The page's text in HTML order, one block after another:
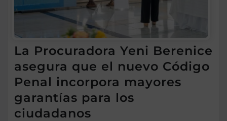
La Procuradora Yeni Berenice
asegura que el nuevo Código
Penal incorpora mayores
garantías para los
ciudadanos